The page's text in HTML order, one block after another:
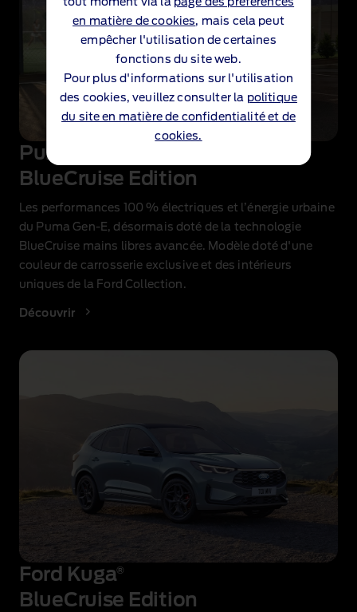
en matière de cookies, mais cela peut
empêcher l'utilisation de certaines
fonctions du site web.
Pour plus d'informations sur l'utilisation
des cookies, veuillez consulter la politique
du site en matière de confidentialité et de
cookies.
Puma Gen‑E
BlueCruise Edition
Les performances 100 % électriques et l’énergie urbaine
du Puma Gen‑E, désormais doté de la technologie
BlueCruise mains libres avancée. Modèle doté d'une
couleur de carrosserie exclusive et des intérieurs
uniques de la Ford Collection.
Découvrir
Ford Kuga®
BlueCruise Edition